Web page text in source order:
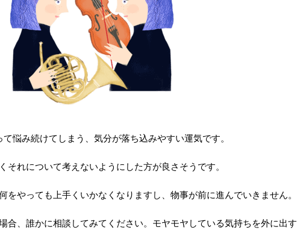
悩み続けてしまう、気分が落ち込みやすい運気です。
それについて考えないようにした方が良さそうです。
をやっても上手くいかなくなりますし、物事が前に進んでいきません。
合、誰かに相談してみてください。モヤモヤしている気持ちを外に出す